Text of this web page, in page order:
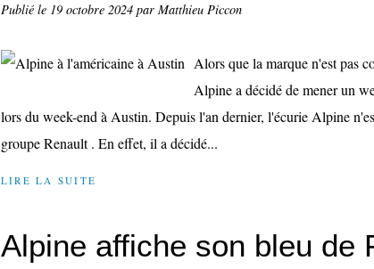
Publié le 19 octobre 2024 par Matthieu Piccon
Alors que la marque n'est pas
Alpine a décidé de mener un
lors du week-end à Austin. Depuis l'an dernier, l'écurie Alpine
groupe Renault . En effet, il a décidé...
LIRE LA SUITE
Alpine affiche son bleu de